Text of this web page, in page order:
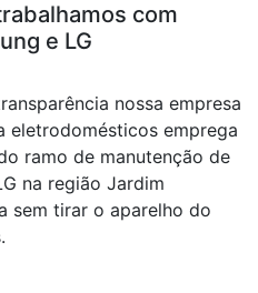
com
e LG
nossa empresa
eletrodomésticos emprega
ramo de manutenção de
na região Jardim
sem tirar o aparelho do